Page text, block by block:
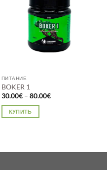
ПИТАНИЕ
BOKER 1
30.00€ – 80.00€Диапазон
КУПИТЬ
несколько